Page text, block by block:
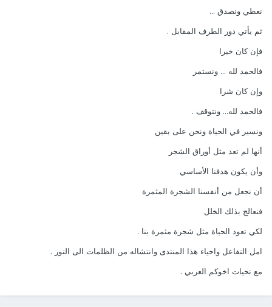
نعطي ونصدق ...
ثم يأتي دور الطرف المقابل .
فإن كان خيرا
فالحمد لله ... ونستمر
وإن كان شرا
فالحمد لله... ونتوقف .
ونسير في الحياة ونحن على يقين
أنها لم تعد مثل أوراق الشجر
وأن يكون هدفنا الأساسي
أن نجعل من أنفسنا الشجرة المثمرة
فنعالج بذلك الخلل
لكي تعود الحياة مثل شجرة مثمرة بنا .
امل التفاعل واحياء هذا المنتدى وانتشاله من الظلمات الى النور .
مع تحيات اخوكم العربي .